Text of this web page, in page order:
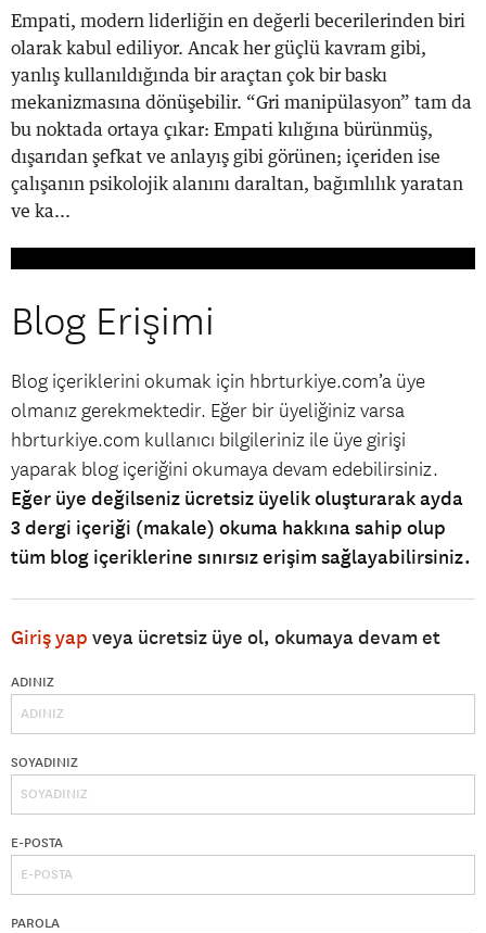
Empati, modern liderliğin en değerli becerilerinden biri
olarak kabul ediliyor. Ancak her güçlü kavram gibi,
yanlış kullanıldığında bir araçtan çok bir baskı
mekanizmasına dönüşebilir. “Gri manipülasyon” tam da
bu noktada ortaya çıkar: Empati kılığına bürünmüş,
dışarıdan şefkat ve anlayış gibi görünen; içeriden ise
çalışanın psikolojik alanını daraltan, bağımlılık yaratan
ve ka...
Blog Erişimi
Blog içeriklerini okumak için hbrturkiye.com’a üye
olmanız gerekmektedir. Eğer bir üyeliğiniz varsa
hbrturkiye.com kullanıcı bilgileriniz ile üye girişi
yaparak blog içeriğini okumaya devam edebilirsiniz.
Eğer üye değilseniz ücretsiz üyelik oluşturarak ayda
3 dergi içeriği (makale) okuma hakkına sahip olup
tüm blog içeriklerine sınırsız erişim sağlayabilirsiniz.
Giriş yap veya ücretsiz üye ol, okumaya devam et
ADINIZ
SOYADINIZ
E-POSTA
PAROLA